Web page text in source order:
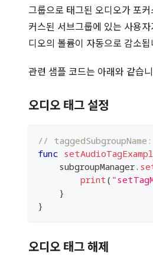
그룹으로 태그된 오디오가 포
커스된 서브그룹에 있는 사용
디오의 볼륨이 자동으로 감소됩
관련 샘플 코드는 아래와 같습
오디오 태그 설정
//
func
    subgroupManager
.
print (
}
}
오디오 태그 해제